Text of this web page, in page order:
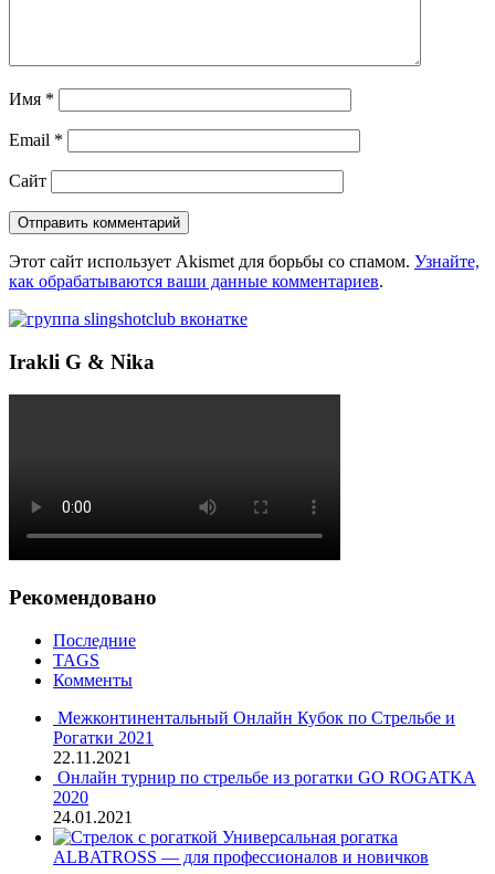
Имя *
Email *
Сайт
Этот сайт использует Akismet для борьбы со спамом. Узнайте,
как обрабатываются ваши данные комментариев.
Irakli G & Nika
Рекомендовано
Последние
TAGS
Комменты
Межконтинентальный Онлайн Кубок по Стрельбе и
Рогатки 2021
22.11.2021
Онлайн турнир по стрельбе из рогатки GO ROGATKA
2020
24.01.2021
Универсальная рогатка
ALBATROSS — для профессионалов и новичков